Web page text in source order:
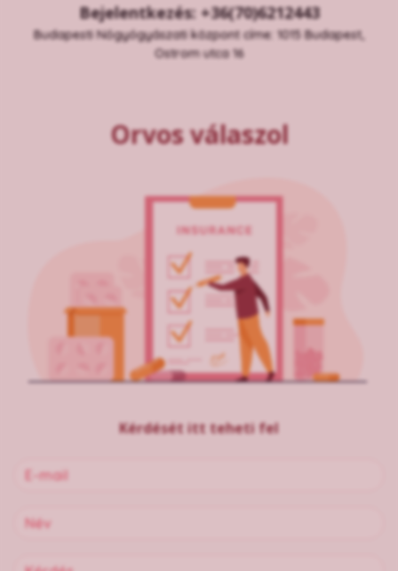
Orvos válaszol
Kérdését itt teheti fel
Bejelentkezés: +36(70)6212443
Budapesti Nőgyógyászati központ címe: 1015 Budapest,
Ostrom utca 16